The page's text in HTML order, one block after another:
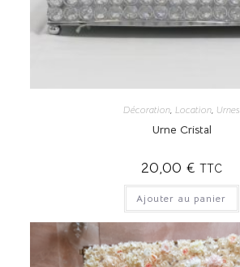
Décoration Location Urnes
Urne Cristal
20,00 € TTC
Ajouter au panier